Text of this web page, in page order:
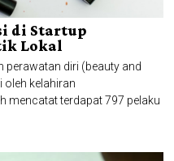
di Startup
Lokal
perawatan diri (beauty and
oleh kelahiran
mencatat terdapat 797 pelaku